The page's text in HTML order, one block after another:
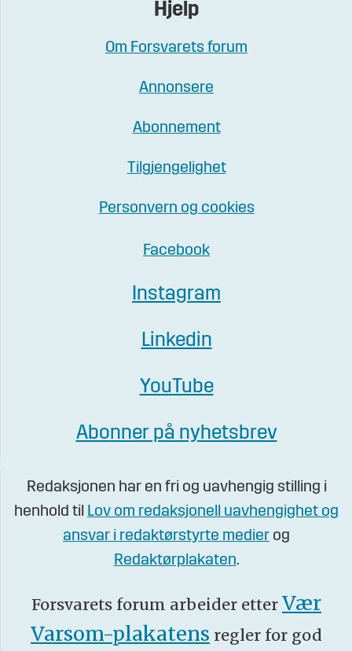
Hjelp
Om Forsvarets forum
Annonsere
Abonnement
Tilgjengelighet
Personvern og cookies
Facebook
Instagram
Linkedin
YouTube
Abonner på nyhetsbrev
Redaksjonen har en fri og uavhengig stilling i
henhold til Lov om redaksjonell uavhengighet og
ansvar i redaktørstyrte medier og
Redaktørplakaten.
Forsvarets forum arbeider etter Vær
Varsom-plakatens regler for god